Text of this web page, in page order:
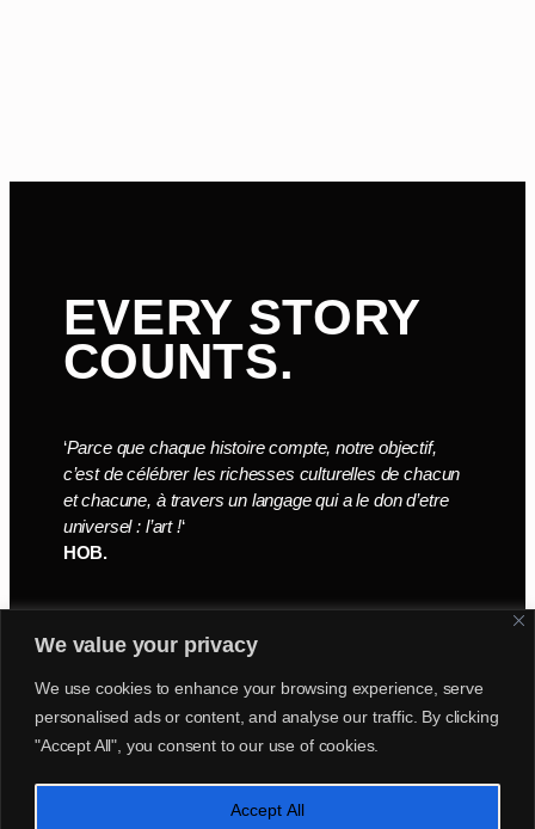
We value your privacy
We use cookies to enhance your browsing experience, serve
personalised ads or content, and analyse our traffic. By clicking
"Accept All", you consent to our use of cookies.
Accept All
EVERY STORY
COUNTS.
‘Parce que chaque histoire compte, notre objectif,
c’est de célébrer les richesses culturelles de chacun
et chacune, à travers un langage qui a le don d’etre
universel : l’art !‘
HOB.